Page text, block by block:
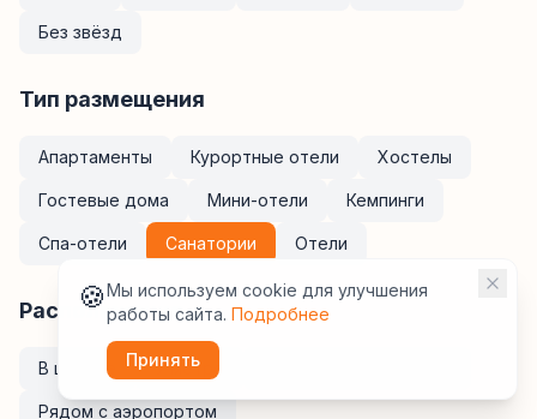
Без звёзд
Тип размещения
Апартаменты Курортные отели Хостелы
Гостевые дома Мини-отели Кемпинги
Спа-отели Санатории Отели
Расположение
В центре У метро
Рядом с аэропортом
🍪Мы используем cookie для улучшения
работы сайта. Подробнее
Принять